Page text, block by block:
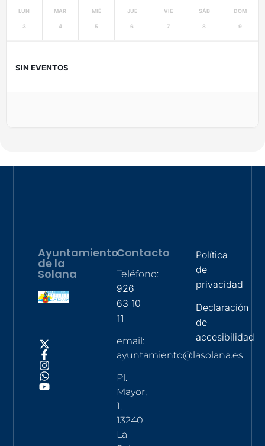
LUN
3
MAR
4
MIÉ
5
JUE
6
VIE
7
SÁB
8
DOM
9
SIN EVENTOS
Ayuntamiento
de la
Solana
Contacto
Teléfono:
926
63 10
11
email:
ayuntamiento@lasolana.es
Pl.
Mayor,
1,
13240
La
Política
de
privacidad
Declaración
de
accesibilidad